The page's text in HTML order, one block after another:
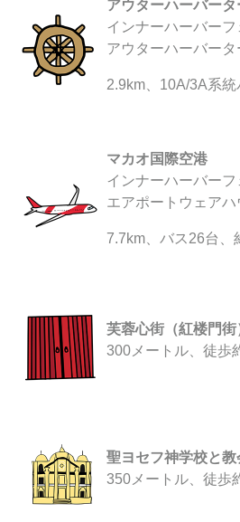
アウターハーバー
インナーハーバー
アウターハーバー
2.9km、10A/3A系
マカオ国際空港
インナーハーバー
エアポートウェア
7.7km、バス26台、
芙蓉心街（紅楼門街
300メートル、徒歩
聖ヨセフ神学校と教
350メートル、徒歩